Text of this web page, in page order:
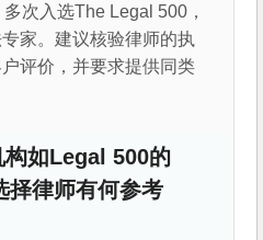
次入选The Legal 500，
家。建议核验律师的执
评价，并要求提供同类
构如Legal 500的
择律师有何参考